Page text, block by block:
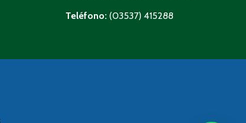
Teléfono: (03537) 415288